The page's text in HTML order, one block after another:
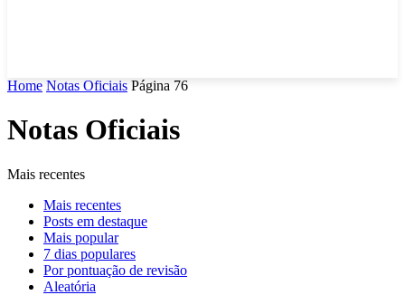
Home Notas Oficiais Página 76
Notas Oficiais
Mais recentes
Mais recentes
Posts em destaque
Mais popular
7 dias populares
Por pontuação de revisão
Aleatória